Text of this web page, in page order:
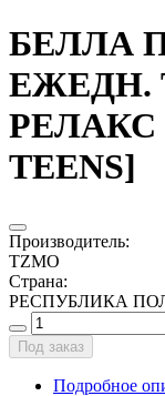
БЕЛЛА
ЕЖЕДН.
РЕЛАКС
TEENS]
Производитель:
TZMO
Страна:
РЕСПУБЛИКА
Под заказ
Подробное